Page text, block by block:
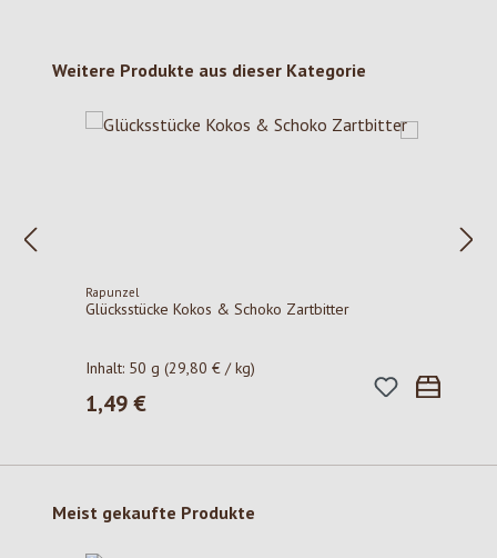
Produktgalerie überspringen
Weitere Produkte aus dieser Kategorie
Rapunzel
Glücksstücke Kokos & Schoko Zartbitter
Inhalt: 50 g(29,80 € / kg)
Regulärer Preis:
1,49 €
Produktgalerie überspringen
Meist gekaufte Produkte